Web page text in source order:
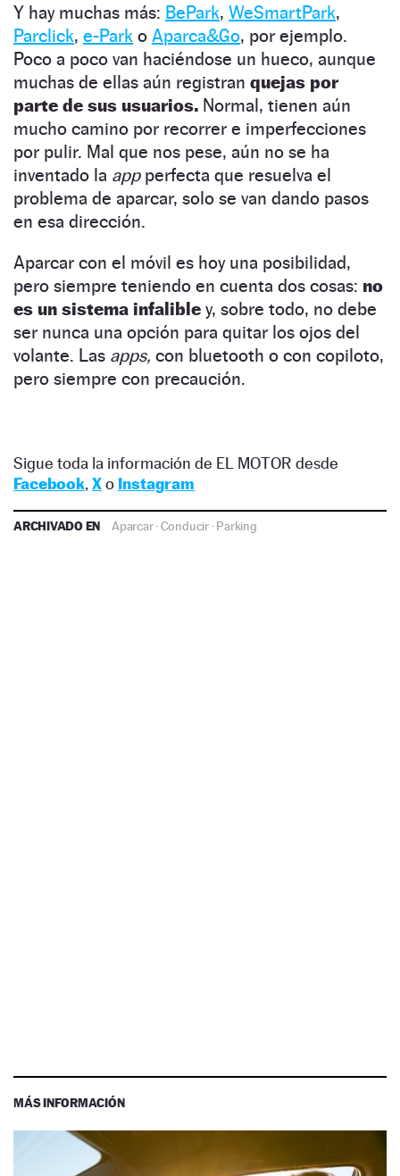
Y hay muchas más: BePark, WeSmartPark,
Parclick, e-Park o Aparca&Go, por ejemplo.
Poco a poco van haciéndose un hueco, aunque
muchas de ellas aún registran quejas por
parte de sus usuarios. Normal, tienen aún
mucho camino por recorrer e imperfecciones
por pulir. Mal que nos pese, aún no se ha
inventado la appperfecta que resuelva el
problema de aparcar, solo se van dando pasos
en esa dirección.
Aparcar con el móvil es hoy una posibilidad,
pero siempre teniendo en cuenta dos cosas: no
es un sistema infalible y, sobre todo, no debe
ser nunca una opción para quitar los ojos del
volante. Las apps, con bluetooth o con copiloto,
pero siempre con precaución.
Sigue toda la información de EL MOTOR desde
Facebook, Xo Instagram
ARCHIVADO EN Aparcar·Conducir·Parking
MÁS INFORMACIÓN